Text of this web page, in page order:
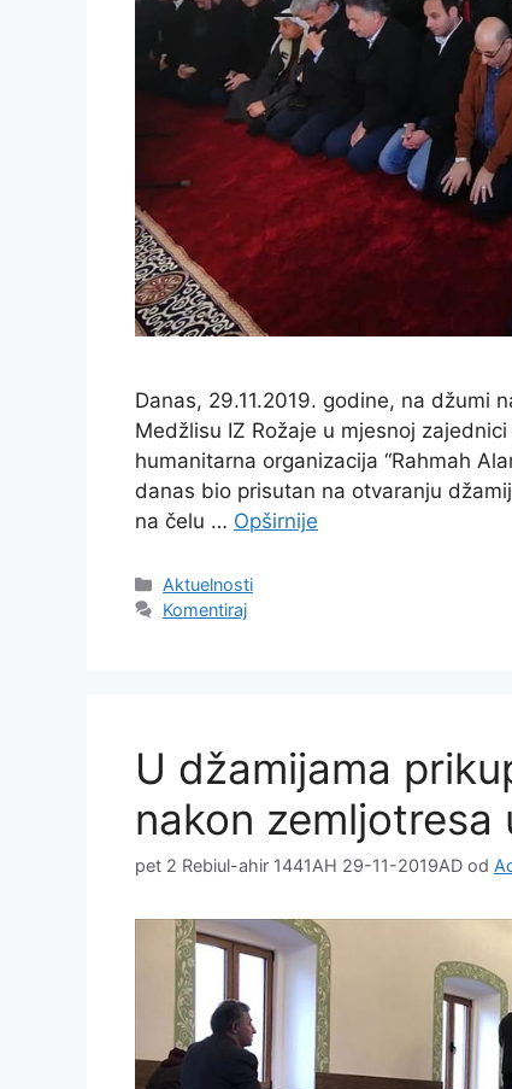
Danas, 29.11.2019. godine, na džumi
Medžlisu IZ Rožaje u mjesnoj
humanitarna organizacija “Rahmah
danas bio prisutan na otvaranju
na čelu … Opširnije
Kategorije
Aktuelnosti
Komentiraj
U džamijama
nakon zemljotresa
pet 2 Rebiul-ahir 1441AH 29-11-2019AD od